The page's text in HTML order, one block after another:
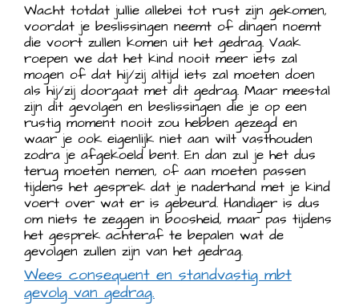
Wacht totdat jullie allebei tot rust zijn gekomen,
voordat je beslissingen neemt of dingen noemt
die voort zullen komen uit het gedrag. Vaak
roepen we dat het kind nooit meer iets zal
mogen of dat hij/zij altijd iets zal moeten doen
als hij/zij doorgaat met dit gedrag. Maar meestal
zijn dit gevolgen en beslissingen die je op een
rustig moment nooit zou hebben gezegd en
waar je ook eigenlijk niet aan wilt vasthouden
zodra je afgekoeld bent. En dan zul je het dus
terug moeten nemen, of aan moeten passen
tijdens het gesprek dat je naderhand met je kind
voert over wat er is gebeurd. Handiger is dus
om niets te zeggen in boosheid, maar pas tijdens
het gesprek achteraf te bepalen wat de
gevolgen zullen zijn van het gedrag.
Wees consequent en standvastig mbt
gevolg van gedrag.